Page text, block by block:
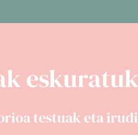
testuak eta